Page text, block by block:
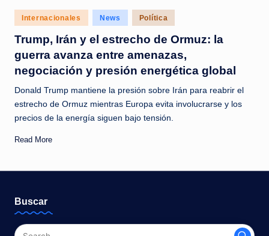
c
i
a
s
a
l
i
n
a
n
Posted
in
Internacionales News Política
Trump, Irán y el estrecho de Ormuz: la
guerra avanza entre amenazas,
negociación y presión energética global
Donald Trump mantiene la presión sobre Irán para reabrir el
estrecho de Ormuz mientras Europa evita involucrarse y los
precios de la energía siguen bajo tensión.
Read More
Buscar